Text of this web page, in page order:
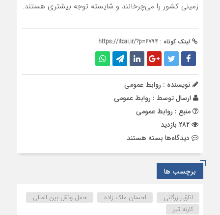
زمینی کشور را می‌چرخانند و شایسته توجه بیشتری هستند.
لینک کوتاه : https://itcai.ir/?p=6794
نویسنده : روابط عمومی
ارسال توسط : روابط عمومی
منبع : روابط عمومی
دیدگاه‌ها برای
دوبرابری
نرخ
کارنه
بسته هستند
برچسب ها
اتاق بازرگانی احسان ملک زاده
حمل ونقل بین المللی
کارنه تیر